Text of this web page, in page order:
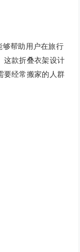
够帮助用户在旅行
这款折叠衣架设计
要经常搬家的人群